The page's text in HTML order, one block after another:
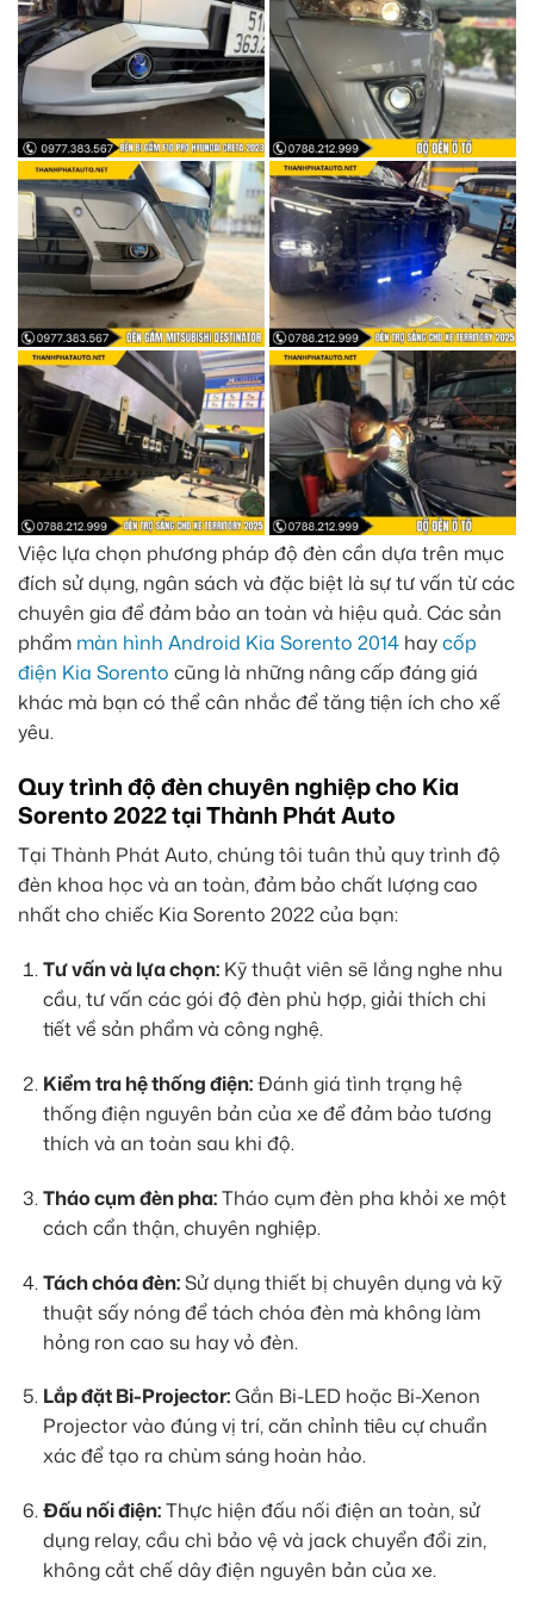
Việc lựa chọn phương pháp độ đèn cần dựa trên mục
đích sử dụng, ngân sách và đặc biệt là sự tư vấn từ các
chuyên gia để đảm bảo an toàn và hiệu quả. Các sản
phẩm màn hình Android Kia Sorento 2014 haycốp
điện Kia Sorento cũng là những nâng cấp đáng giá
khác mà bạn có thể cân nhắc để tăng tiện ích cho xế
yêu.
Quy trình độ đèn chuyên nghiệp cho Kia
Sorento 2022 tại Thành Phát Auto
Tại Thành Phát Auto, chúng tôi tuân thủ quy trình độ
đèn khoa học và an toàn, đảm bảo chất lượng cao
nhất cho chiếc Kia Sorento 2022 của bạn:
Tư vấn và lựa chọn:Kỹ thuật viên sẽ lắng nghe nhu
cầu, tư vấn các gói độ đèn phù hợp, giải thích chi
tiết về sản phẩm và công nghệ.
Kiểm tra hệ thống điện:Đánh giá tình trạng hệ
thống điện nguyên bản của xe để đảm bảo tương
thích và an toàn sau khi độ.
Tháo cụm đèn pha:Tháo cụm đèn pha khỏi xe một
cách cẩn thận, chuyên nghiệp.
Tách chóa đèn:Sử dụng thiết bị chuyên dụng và kỹ
thuật sấy nóng để tách chóa đèn mà không làm
hỏng ron cao su hay vỏ đèn.
Lắp đặt Bi-Projector:Gắn Bi-LED hoặc Bi-Xenon
Projector vào đúng vị trí, căn chỉnh tiêu cự chuẩn
xác để tạo ra chùm sáng hoàn hảo.
Đấu nối điện:Thực hiện đấu nối điện an toàn, sử
dụng relay, cầu chì bảo vệ và jack chuyển đổi zin,
không cắt chế dây điện nguyên bản của xe.